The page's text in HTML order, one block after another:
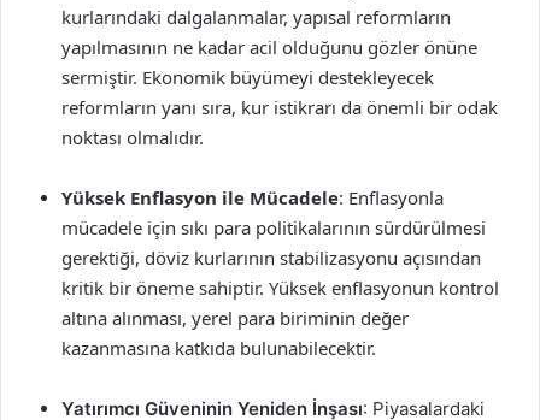
kurlarındaki dalgalanmalar, yapısal reformların
yapılmasının ne kadar acil olduğunu gözler önüne
sermiştir. Ekonomik büyümeyi destekleyecek
reformların yanı sıra, kur istikrarı da önemli bir odak
noktası olmalıdır.
Yüksek Enflasyon ile Mücadele: Enflasyonla
mücadele için sıkı para politikalarının sürdürülmesi
gerektiği, döviz kurlarının stabilizasyonu açısından
kritik bir öneme sahiptir. Yüksek enflasyonun kontrol
altına alınması, yerel para biriminin değer
kazanmasına katkıda bulunabilecektir.
Yatırımcı Güveninin Yeniden İnşası: Piyasalardaki